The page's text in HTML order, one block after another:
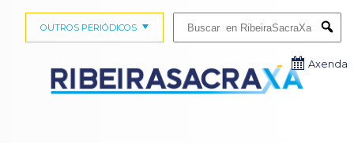
OUTROS PERIÓDICOS
Axenda